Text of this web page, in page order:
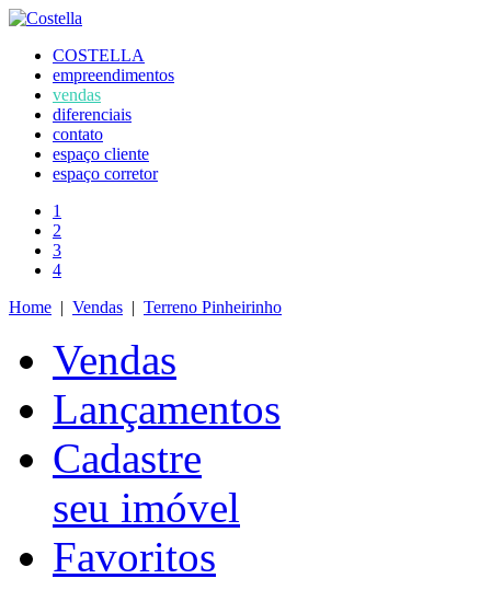
COSTELLA
empreendimentos
vendas
diferenciais
contato
espaço cliente
espaço corretor
1
2
3
4
Home | Vendas | Terreno Pinheirinho
Vendas
Lançamentos
Cadastre
seu imóvel
Favoritos